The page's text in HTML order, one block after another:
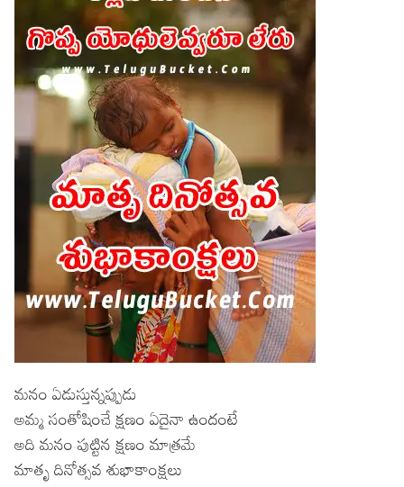
మనం ఏడుస్తున్నప్పుడు
అమ్మ సంతోషించే క్షణం ఏదైనా ఉందంటే
అది మనం పుట్టిన క్షణం మాత్రమే
మాతృ దినోత్సవ శుభాకాంక్షలు